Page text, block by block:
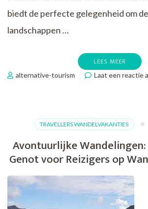
biedt de perfecte gelegenheid om
landschappen …
LEES MEER
alternative-tourism Laat een reactie
TRAVELLERS WANDELVAKANTIES
Avontuurlijke
Genot voor Reizigers op